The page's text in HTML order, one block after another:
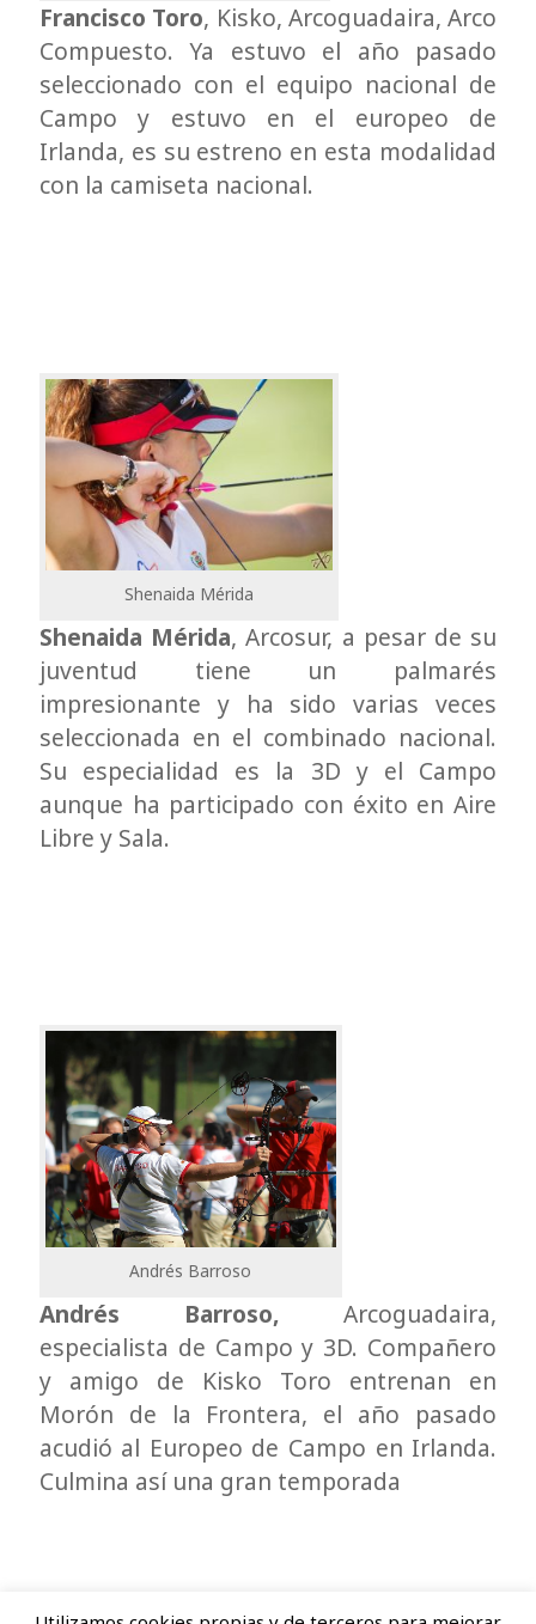
Francisco Toro, Kisko, Arcoguadaira, Arco
Compuesto. Ya estuvo el año pasado
seleccionado con el equipo nacional de
Campo y estuvo en el europeo de
Irlanda, es su estreno en esta modalidad
con la camiseta nacional.
Shenaida Mérida
Shenaida Mérida, Arcosur, a pesar de su
juventud tiene un palmarés
impresionante y ha sido varias veces
seleccionada en el combinado nacional.
Su especialidad es la 3D y el Campo
aunque ha participado con éxito en Aire
Libre y Sala.
Andrés Barroso
Andrés Barroso,Arcoguadaira,
especialista de Campo y 3D. Compañero
y amigo de Kisko Toro entrenan en
Morón de la Frontera, el año pasado
acudió al Europeo de Campo en Irlanda.
Culmina así una gran temporada